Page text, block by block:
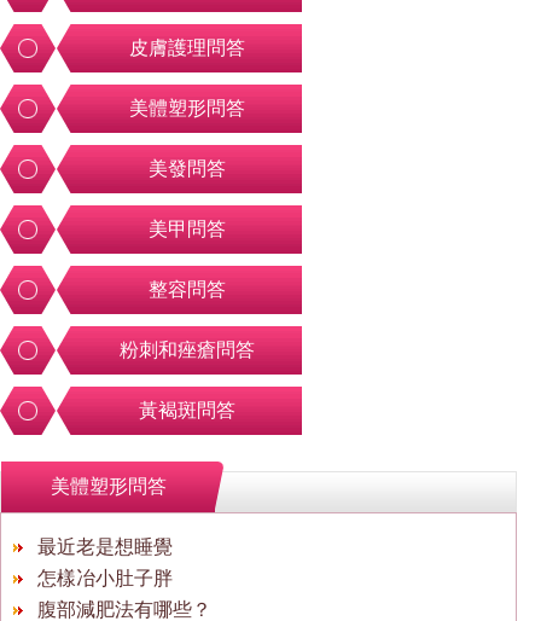
皮膚護理問答
美體塑形問答
美發問答
美甲問答
整容問答
粉刺和痤瘡問答
黃褐斑問答
美體塑形問答
最近老是想睡覺
怎樣冶小肚子胖
腹部減肥法有哪些？